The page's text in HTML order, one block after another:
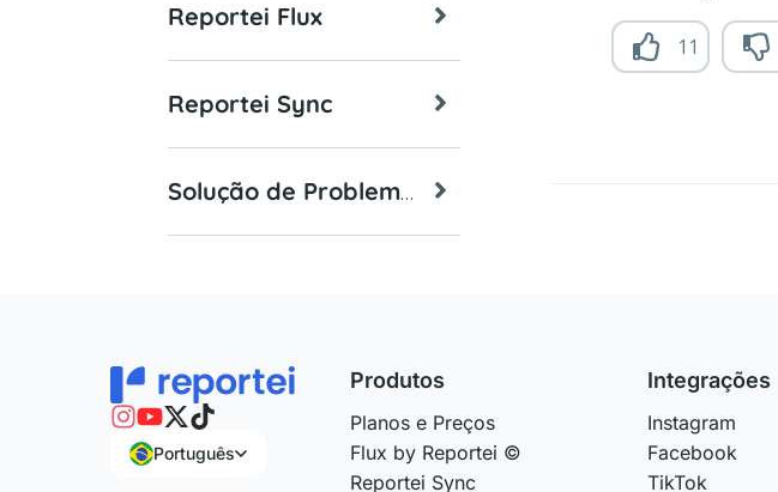
Reportei Flux
Reportei Sync
Solução de Problemas
11
Português
Produtos
Planos e Preços
Flux by Reportei ©
Reportei Sync
Integrações
Instagram
Facebook
TikTok